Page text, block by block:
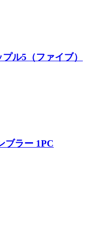
ル5（ファイブ）
ブラー 1PC